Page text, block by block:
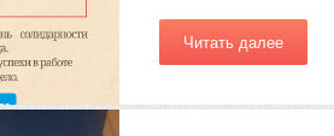
Читать далее